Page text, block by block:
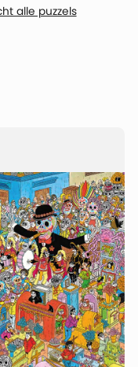
alle puzzels